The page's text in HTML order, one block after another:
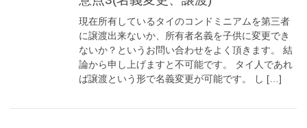
現在所有しているタイのコンドミニアムを第三者
に譲渡出来ないか、所有者名義を子供に変更でき
ないか？というお問い合わせをよく頂きます。 結
論から申し上げますと不可能です。 タイ人であれ
ば譲渡という形で名義変更が可能です。 し […]